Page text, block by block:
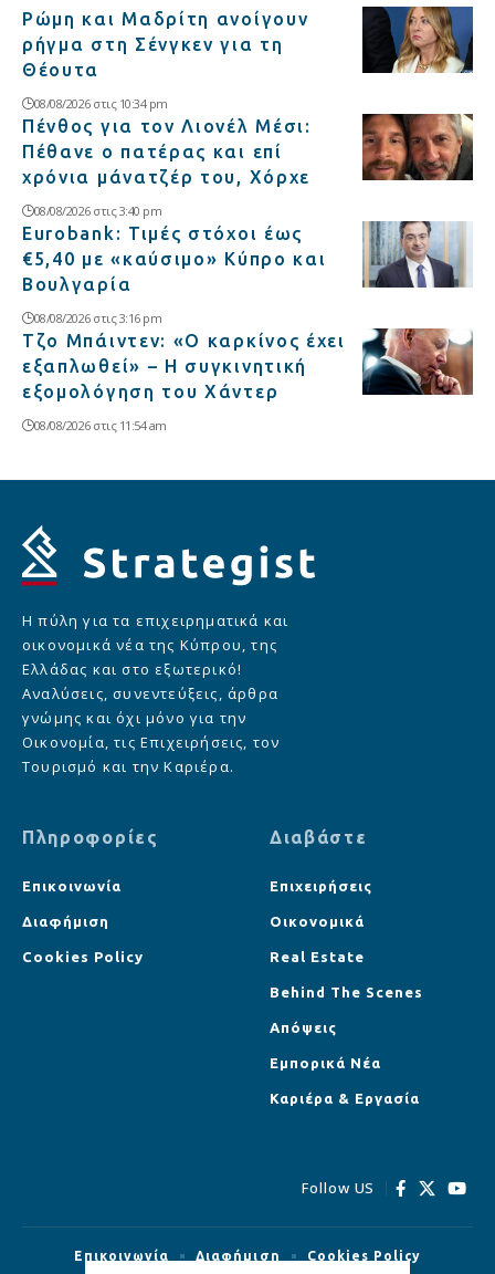
Ρώμη και Μαδρίτη ανοίγουν
ρήγμα στη Σένγκεν για τη
Θέουτα
08/08/2026 στις 10:34 pm
Πένθος για τον Λιονέλ Μέσι:
Πέθανε ο πατέρας και επί
χρόνια μάνατζέρ του, Χόρχε
08/08/2026 στις 3:40 pm
Eurobank: Τιμές στόχοι έως
€5,40 με «καύσιμο» Κύπρο και
Βουλγαρία
08/08/2026 στις 3:16 pm
Τζο Μπάιντεν: «Ο καρκίνος έχει
εξαπλωθεί» – Η συγκινητική
εξομολόγηση του Χάντερ
08/08/2026 στις 11:54 am
Η πύλη για τα επιχειρηματικά και
οικονομικά νέα της Κύπρου, της
Ελλάδας και στο εξωτερικό!
Αναλύσεις, συνεντεύξεις, άρθρα
γνώμης και όχι μόνο για την
Οικονομία, τις Επιχειρήσεις, τον
Τουρισμό και την Καριέρα.
Πληροφορίες
Επικοινωνία
Διαφήμιση
Cookies Policy
Διαβάστε
Επιχειρήσεις
Οικονομικά
Real Estate
Behind The Scenes
Απόψεις
Εμπορικά Νέα
Καριέρα & Εργασία
Follow US
Επικοινωνία Διαφήμιση Cookies Policy